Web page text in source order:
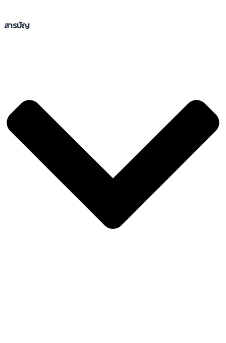
สารบัญ